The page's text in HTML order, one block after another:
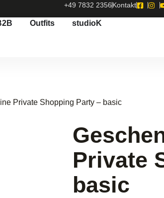
+49 7832 2356Kontakt
Outfits studioK
Private Shopping Party – basic
Private
basic